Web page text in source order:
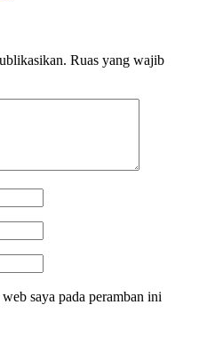
Ruas yang wajib
saya pada peramban ini